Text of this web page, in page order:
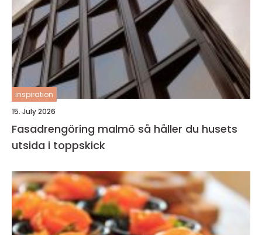
inspiration
15. July 2026
Fasadrengöring malmö så håller du husets
utsida i toppskick